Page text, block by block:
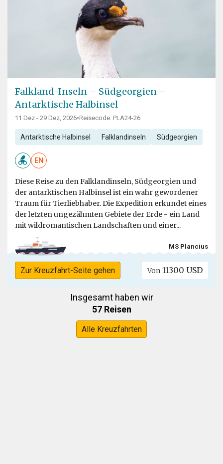
Falkland-Inseln – Südgeorgien –
Antarktische Halbinsel
11 Dez - 29 Dez, 2026•Reisecode: PLA24-26
Antarktische Halbinsel Falklandinseln Südgeorgien
EN
Diese Reise zu den Falklandinseln, Südgeorgien und
der antarktischen Halbinsel ist ein wahr gewordener
Traum für Tierliebhaber. Die Expedition erkundet eines
der letzten ungezähmten Gebiete der Erde - ein Land
mit wildromantischen Landschaften und einer...
MS Plancius
Zur Kreuzfahrt-Seite gehen Von 11300 USD
Insgesamt haben wir
57 Reisen
Alle Kreuzfahrten